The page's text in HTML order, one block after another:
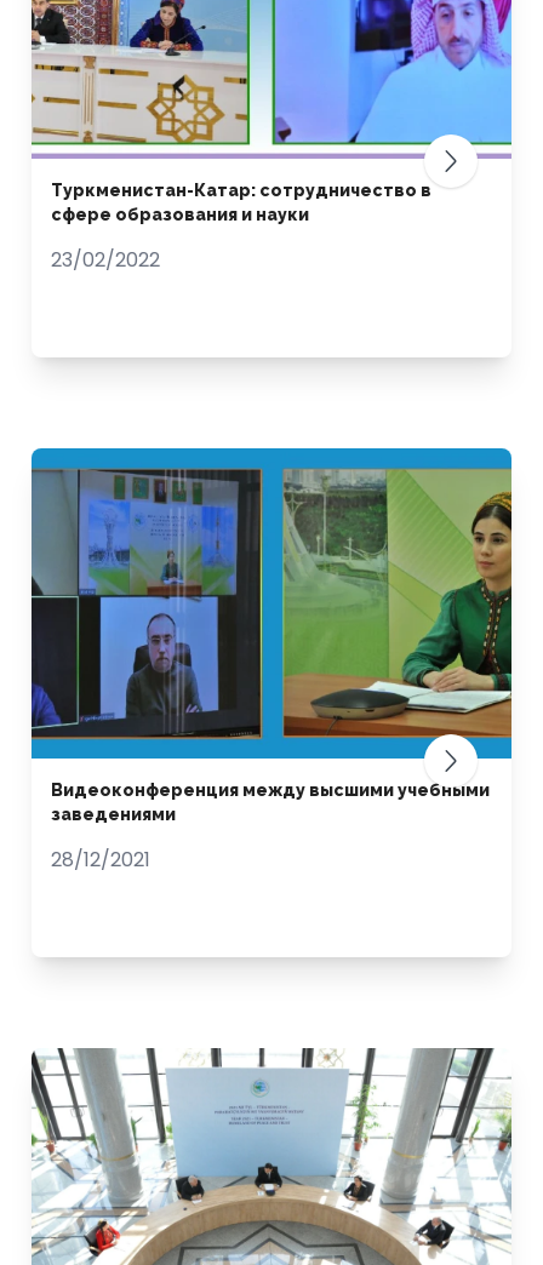
Туркменистан-Катар: сотрудничество в
сфере образования и науки
23/02/2022
Видеоконференция между высшими учебными
заведениями
28/12/2021